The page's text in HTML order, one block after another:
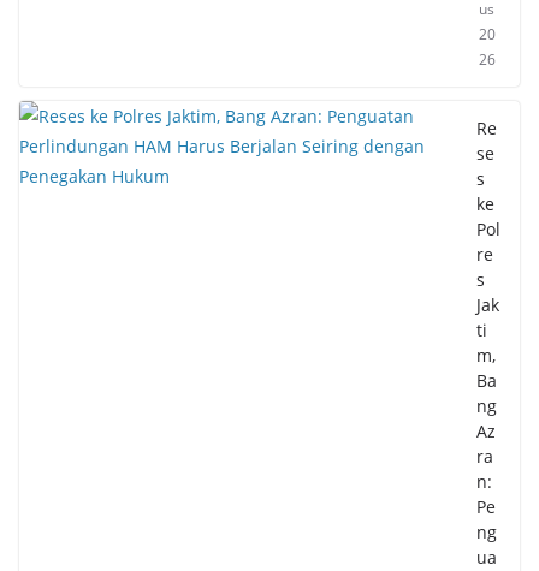
us
20
26
Re
se
s
ke
Pol
re
s
Jak
ti
m,
Ba
ng
Az
ra
n:
Pe
ng
ua